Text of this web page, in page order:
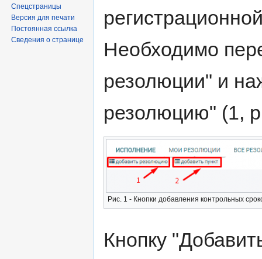
Необходимо
резолюции" и
резолюцию" (1,
Рис. 1 - Кнопки добавления контрольных
Кнопку
Спецстраницы
Версия для печати
Постоянная ссылка
Сведения о странице